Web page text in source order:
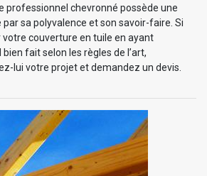
professionnel chevronné possède une
sa polyvalence et son savoir-faire. Si
couverture en tuile en ayant
bien fait selon les règles de l’art,
lui votre projet et demandez un devis.